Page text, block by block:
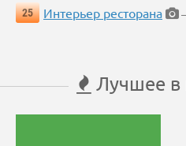
25
Интерьер ресторана
Лучшее в